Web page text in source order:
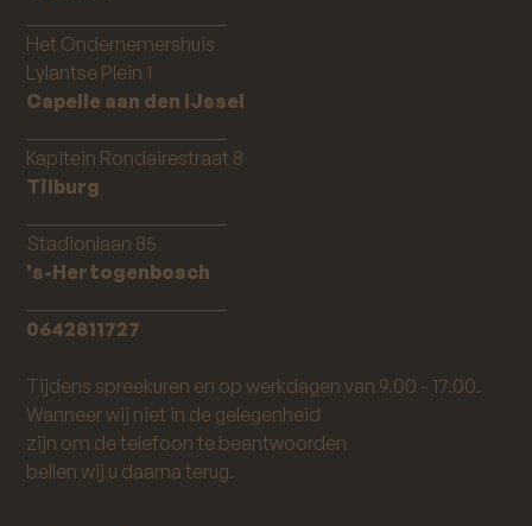
Het Ondernemershuis
Lylantse Plein 1
Capelle aan den IJssel
Kapitein Rondairestraat 8
Tilburg
Stadionlaan 85
's-Hertogenbosch
0642811727
Tijdens spreekuren en op werkdagen van 9.00 - 17.00.
Wanneer wij niet in de gelegenheid
zijn om de telefoon te beantwoorden
bellen wij u daarna terug.